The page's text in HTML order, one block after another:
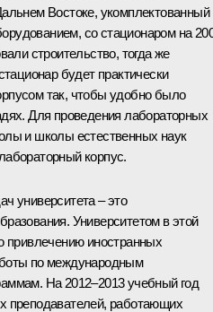
Востоке, укомплектованный
со стационаром на
строительство, тогда же
будет практически
так, чтобы удобно было
Для проведения лабораторных
и школы естественных наук
корпус.
университета – это
Университетом в этой
привлечению иностранных
по международным
На 2012–2013 учебный год
преподавателей, работающих